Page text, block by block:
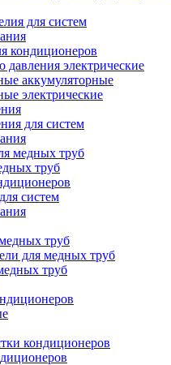
для систем
кондиционеров
электрические
аккумуляторные
электрические
для систем
медных труб
труб
систем
труб
для медных труб
труб
кондиционеров